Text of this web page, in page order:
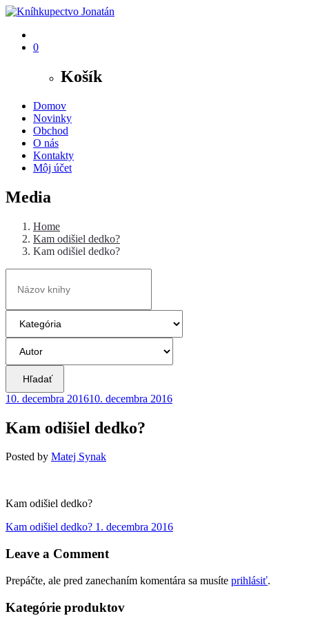
0
Košík
Domov
Novinky
Obchod
O nás
Kontakty
Môj účet
Media
Home
Kam odišiel dedko?
Kam odišiel dedko?
Hľadať
10. decembra 201610. decembra 2016
Kam odišiel dedko?
Posted by Matej Synak
Kam odišiel dedko?
Navigácia
v
Kam odišiel dedko? Previous
1. decembra 2016
Leave a Comment
Prepáčte, ale pred zanechaním komentára sa musíte prihlásiť.
Kategórie produktov